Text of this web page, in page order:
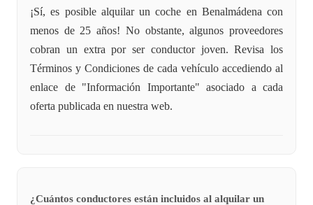
¡Sí, es posible alquilar un coche en Benalmádena con
menos de 25 años! No obstante, algunos proveedores
cobran un extra por ser conductor joven. Revisa los
Términos y Condiciones de cada vehículo accediendo al
enlace de "Información Importante" asociado a cada
oferta publicada en nuestra web.
¿Cuántos conductores están incluidos al alquilar un